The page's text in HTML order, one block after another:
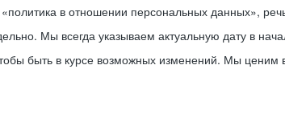
в отношении персональных данных»,
Мы всегда указываем актуальную дату в
быть в курсе возможных изменений. Мы